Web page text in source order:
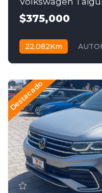
$375,000
22,082Km
Destacado